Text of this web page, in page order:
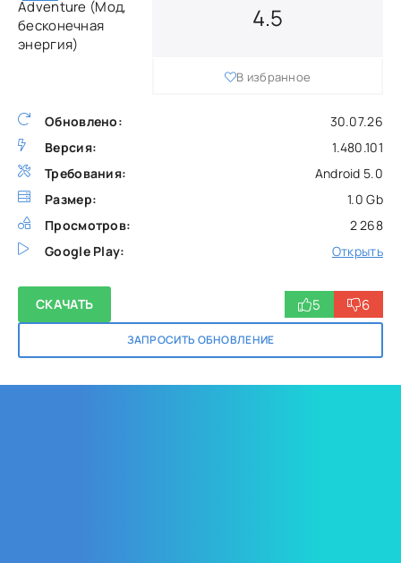
Обновлено:
30.07.26
Версия:
1.480.101
Требования:
Android 5.0
Размер:
1.0 Gb
Просмотров:
2 268
Google Play:
Открыть
4.5
В избранное
СКАЧАТЬ
ЗАПРОСИТЬ ОБНОВЛЕНИЕ
5 6